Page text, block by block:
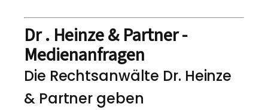
Dr . Heinze & Partner -
Medienanfragen
Die Rechtsanwälte Dr. Heinze
& Partner geben